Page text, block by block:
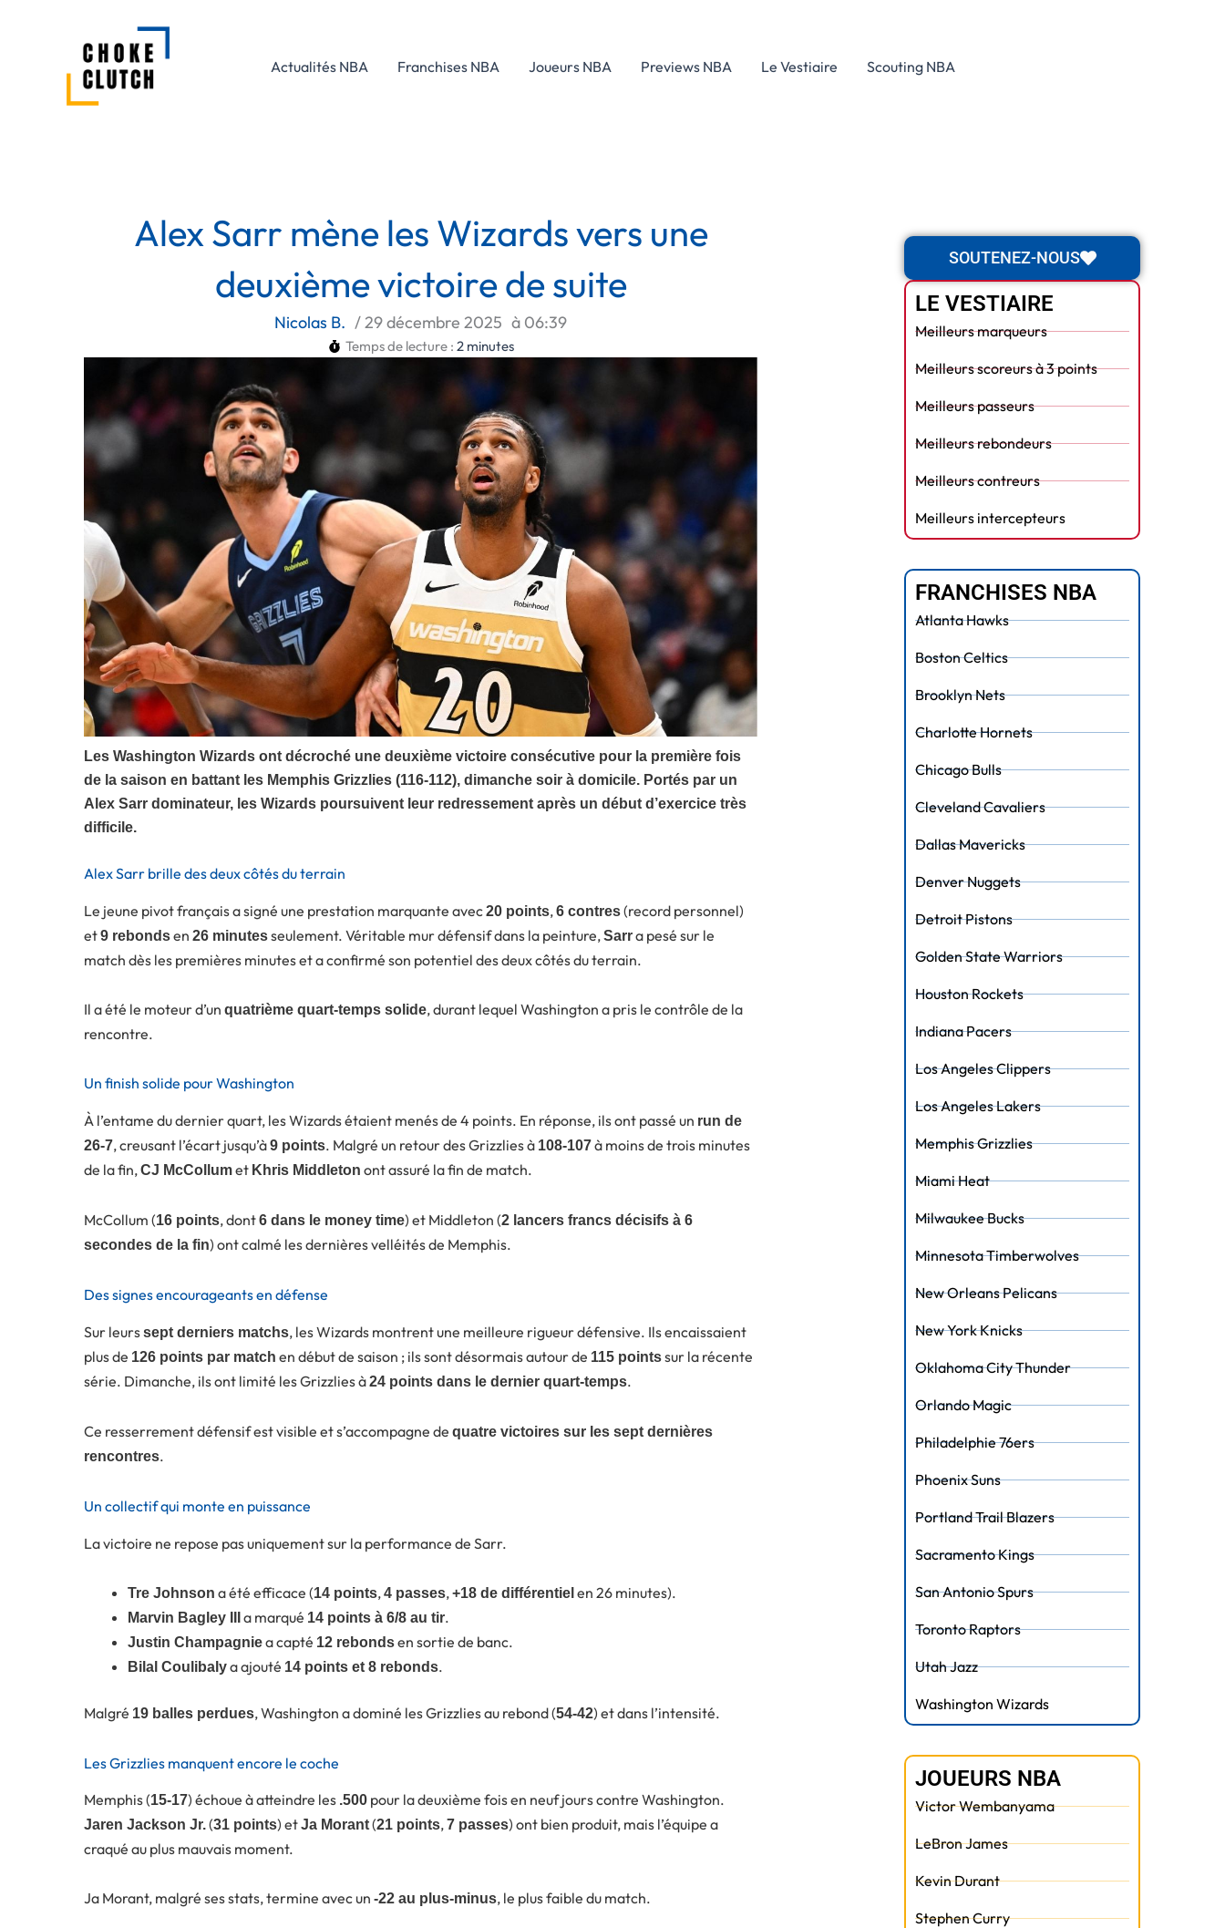
Actualités NBA Franchises NBA Joueurs NBA Previews NBA Le Vestiaire Scouting NBA
Alex Sarr mène les Wizards vers une
deuxième victoire de suite
Nicolas B. /29 décembre 2025 à 06:39
Temps de lecture : 2minutes
Les Washington Wizards ont décroché une deuxième victoire consécutive pour la première fois
de la saison en battant les Memphis Grizzlies (116-112), dimanche soir à domicile. Portés par un
Alex Sarr dominateur, les Wizards poursuivent leur redressement après un début d’exercice très
difficile.
Alex Sarr brille des deux côtés du terrain
Le jeune pivot français a signé une prestation marquante avec20 points,6 contres(record personnel)
et9 rebondsen 26 minutesseulement. Véritable mur défensif dans la peinture,Sarra pesé sur le
match dès les premières minutes et a confirmé son potentiel des deux côtés du terrain.
Il a été le moteur d’un quatrième quart-temps solide, durant lequel Washington a pris le contrôle de la
rencontre.
Un finish solide pour Washington
À l’entame du dernier quart, les Wizards étaient menés de 4 points. En réponse, ils ont passé un run de
26-7, creusant l’écart jusqu’à9 points. Malgré un retour des Grizzlies à 108-107à moins de trois minutes
de la fin,CJ McCollumet Khris Middleton ont assuré la fin de match.
McCollum (16 points, dont6 dans le money time) et Middleton (2 lancers francs décisifs à 6
secondes de la fin) ont calmé les dernières velléités de Memphis.
Des signes encourageants en défense
Sur leurssept derniers matchs, les Wizards montrent une meilleure rigueur défensive. Ils encaissaient
plus de 126 points par match en début de saison ; ils sont désormais autour de 115 pointssur la récente
série. Dimanche, ils ont limité les Grizzlies à24 points dans le dernier quart-temps.
Ce resserrement défensif est visible et s’accompagne de quatre victoires sur les sept dernières
rencontres.
Un collectif qui monte en puissance
La victoire ne repose pas uniquement sur la performance de Sarr.
Tre Johnson a été efficace (14 points,4 passes,+18 de différentiel en 26 minutes).
Marvin Bagley III a marqué 14 points à 6/8 au tir.
Justin Champagniea capté 12 rebondsen sortie de banc.
Bilal Coulibalya ajouté 14 points et 8 rebonds.
Malgré 19 balles perdues, Washington a dominé les Grizzlies au rebond (54-42) et dans l’intensité.
Les Grizzlies manquent encore le coche
Memphis (15-17) échoue à atteindre les .500 pour la deuxième fois en neuf jours contre Washington.
Jaren Jackson Jr.(31 points) etJa Morant(21 points,7 passes) ont bien produit, mais l’équipe a
craqué au plus mauvais moment.
Ja Morant, malgré ses stats, termine avec un -22 au plus-minus, le plus faible du match.
SOUTENEZ-NOUS
LE VESTIAIRE
Meilleurs marqueurs
Meilleurs scoreurs à 3 points
Meilleurs passeurs
Meilleurs rebondeurs
Meilleurs contreurs
Meilleurs intercepteurs
FRANCHISES NBA
Atlanta Hawks
Boston Celtics
Brooklyn Nets
Charlotte Hornets
Chicago Bulls
Cleveland Cavaliers
Dallas Mavericks
Denver Nuggets
Detroit Pistons
Golden State Warriors
Houston Rockets
Indiana Pacers
Los Angeles Clippers
Los Angeles Lakers
Memphis Grizzlies
Miami Heat
Milwaukee Bucks
Minnesota Timberwolves
New Orleans Pelicans
New York Knicks
Oklahoma City Thunder
Orlando Magic
Philadelphie 76ers
Phoenix Suns
Portland Trail Blazers
Sacramento Kings
San Antonio Spurs
Toronto Raptors
Utah Jazz
Washington Wizards
JOUEURS NBA
Victor Wembanyama
LeBron James
Kevin Durant
Stephen Curry